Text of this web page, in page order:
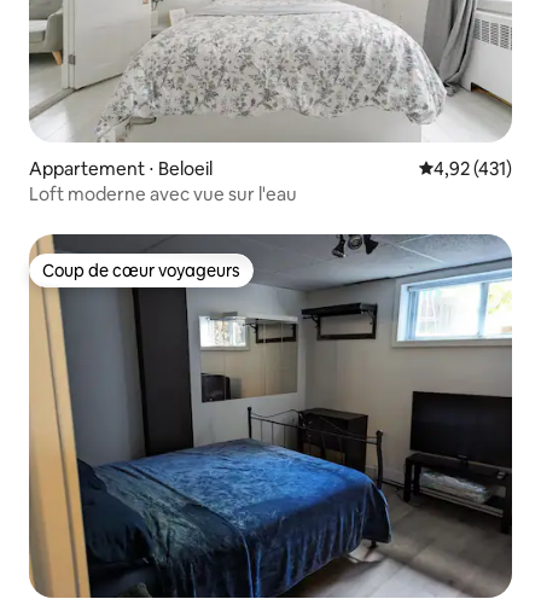
Appartement ⋅ Beloeil Évaluation
4,92 (431)
Loft moderne avec vue sur l'eau
Coup de cœur voyageurs
Coup de cœur voyageurs